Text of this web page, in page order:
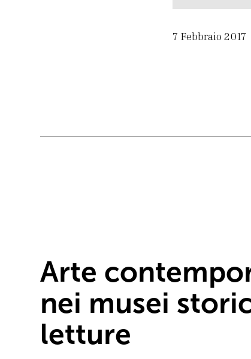
7 Febbraio 2017
Arte
nei musei
letture